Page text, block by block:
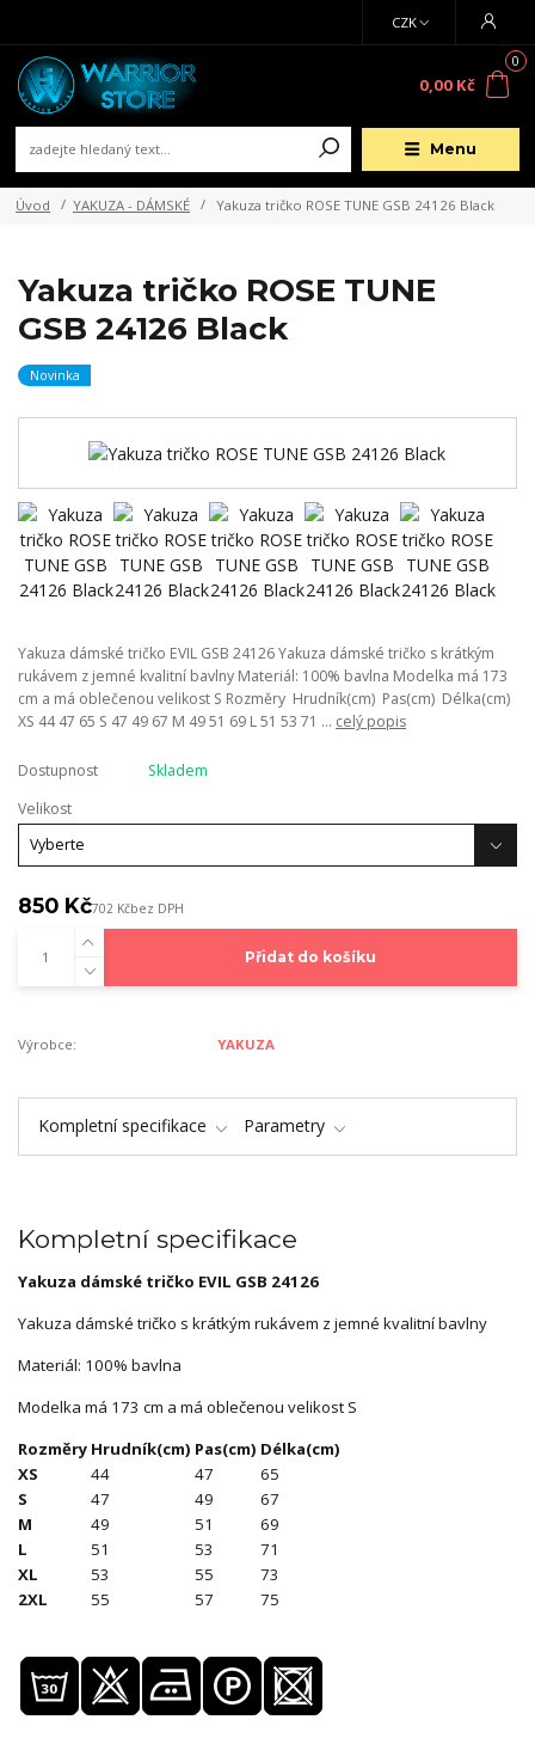
Menu
CZK
0
0,00 Kč
Úvod YAKUZA - DÁMSKÉ Yakuza tričko ROSE TUNE GSB 24126 Black
Yakuza tričko ROSE TUNE
GSB 24126 Black
Novinka
Yakuza dámské tričko EVIL GSB 24126 Yakuza dámské tričko s krátkým
rukávem z jemné kvalitní bavlny Materiál: 100% bavlna Modelka má 173
cm a má oblečenou velikost S Rozměry Hrudník(cm) Pas(cm) Délka(cm)
XS 44 47 65 S 47 49 67 M 49 51 69 L 51 53 71 ... celý popis
Dostupnost
Skladem
Velikost
850 Kč702 Kčbez DPH
Přidat do košíku
Výrobce: YAKUZA
Kompletní specifikace Parametry
Kompletní specifikace
Yakuza dámské tričko EVIL GSB 24126
Yakuza dámské tričko s krátkým rukávem z jemné kvalitní bavlny
Materiál: 100% bavlna
Modelka má 173 cm a má oblečenou velikost S
Rozměry Hrudník(cm) Pas(cm) Délka(cm)
XS
44 47
65
S
47 49
67
M
49 51
69
L
51 53
71
XL
53 55
73
2XL
55 57 75